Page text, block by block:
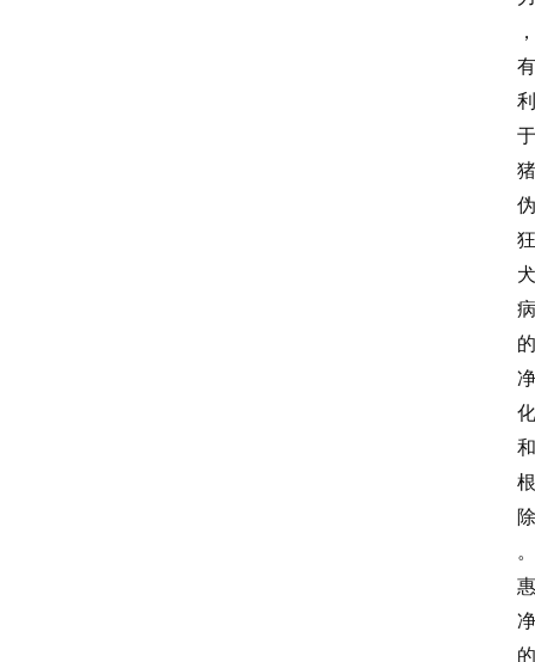
，
有
利
于
猪
伪
狂
犬
病
的
净
化
和
根
除
。
惠
净
的